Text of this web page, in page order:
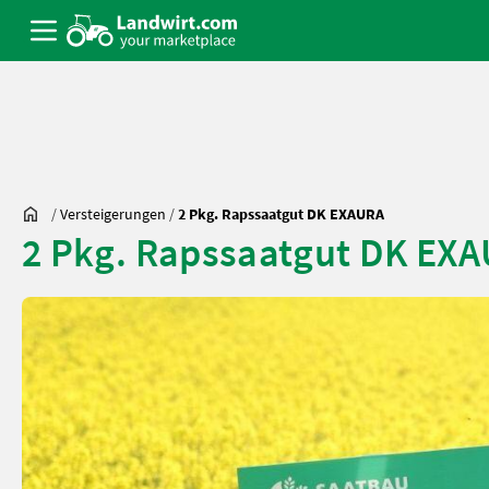
/Versteigerungen /2 Pkg. Rapssaatgut DK EXAURA
2 Pkg. Rapssaatgut DK